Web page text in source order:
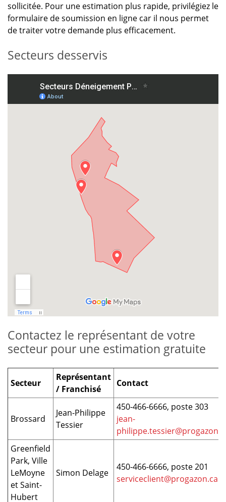
sollicitée. Pour une estimation plus rapide, privilégiez le
formulaire de soumission en ligne car il nous permet
de traiter votre demande plus efficacement.
Secteurs desservis
Contactez le représentant de votre
secteur pour une estimation gratuite
Secteur
Représentant
/ Franchisé
Contact
Brossard
Jean-Philippe
Tessier
450-466-6666, poste 303
jean-
Greenfield
Park, Ville
LeMoyne
et Saint-
Hubert
Simon Delage
450-466-6666, poste 201
serviceclient@progazon.ca